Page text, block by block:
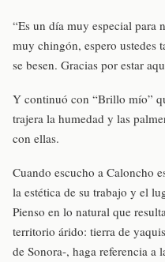
“Es un día muy especial para
muy chingón, espero ustedes
se besen. Gracias por estar
Y continuó con “Brillo mío”
trajera la humedad y las
con ellas.
Cuando escucho a Caloncho
la estética de su trabajo y el
Pienso en lo natural que
territorio árido: tierra de
de Sonora-, haga referencia a